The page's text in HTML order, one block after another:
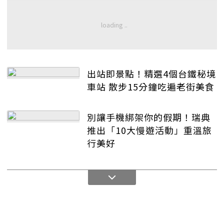
出站即景點！精選4個台鐵秘境
車站 散步15分鐘吃遍老街美食
別讓手機綁架你的假期！瑞典
推出「10大慢遊活動」重溫旅
行美好